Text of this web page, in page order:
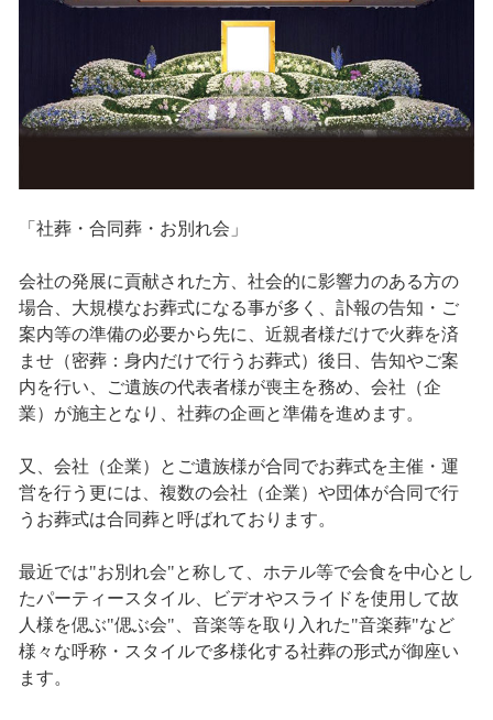
「社葬・合同葬・お別れ会」
会社の発展に貢献された方、社会的に影響力のある方の
場合、大規模なお葬式になる事が多く、訃報の告知・ご
案内等の準備の必要から先に、近親者様だけで火葬を済
ませ（密葬：身内だけで行うお葬式）後日、告知やご案
内を行い、ご遺族の代表者様が喪主を務め、会社（企
業）が施主となり、社葬の企画と準備を進めます。
又、会社（企業）とご遺族様が合同でお葬式を主催・運
営を行う更には、複数の会社（企業）や団体が合同で行
うお葬式は合同葬と呼ばれております。
最近では"お別れ会"と称して、ホテル等で会食を中心とし
たパーティースタイル、ビデオやスライドを使用して故
人様を偲ぶ"偲ぶ会"、音楽等を取り入れた"音楽葬"など
様々な呼称・スタイルで多様化する社葬の形式が御座い
ます。